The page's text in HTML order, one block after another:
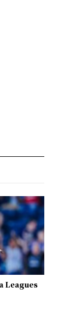
Leagues